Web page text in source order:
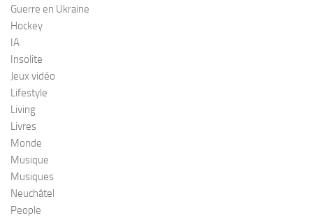
Guerre en Ukraine
Hockey
IA
Insolite
Jeux vidéo
Lifestyle
Living
Livres
Monde
Musique
Musiques
Neuchâtel
People